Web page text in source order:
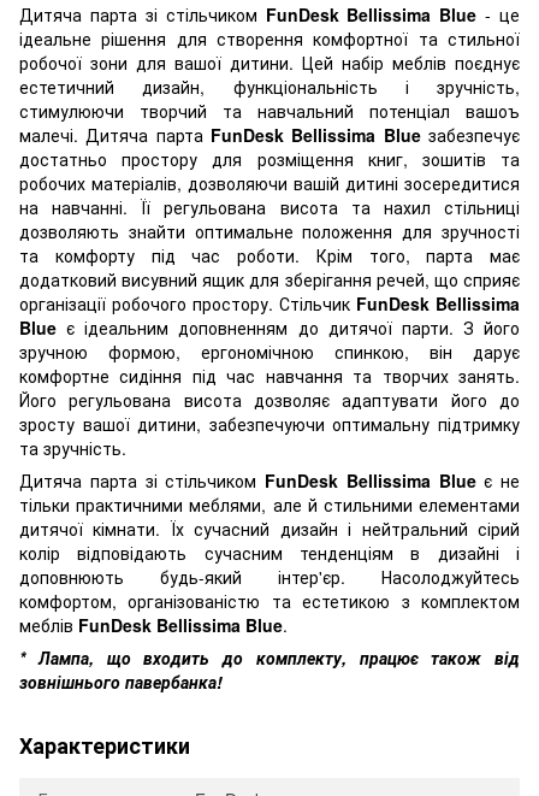
Дитяча парта зі стільчиком FunDesk Bellissima Blue - це
ідеальне рішення для створення комфортної та стильної
робочої зони для вашої дитини. Цей набір меблів поєднує
естетичний дизайн, функціональність і зручність,
стимулюючи творчий та навчальний потенціал вашоъ
малечі. Дитяча парта FunDesk Bellissima Blue забезпечує
достатньо простору для розміщення книг, зошитів та
робочих матеріалів, дозволяючи вашій дитині зосередитися
на навчанні. Її регульована висота та нахил стільниці
дозволяють знайти оптимальне положення для зручності
та комфорту під час роботи. Крім того, парта має
додатковий висувний ящик для зберігання речей, що сприяє
організації робочого простору. Стільчик FunDesk Bellissima
Blue є ідеальним доповненням до дитячої парти. З його
зручною формою, ергономічною спинкою, він дарує
комфортне сидіння під час навчання та творчих занять.
Його регульована висота дозволяє адаптувати його до
зросту вашої дитини, забезпечуючи оптимальну підтримку
та зручність.
Дитяча парта зі стільчиком FunDesk Bellissima Blueє не
тільки практичними меблями, але й стильними елементами
дитячої кімнати. Їх сучасний дизайн і нейтральний сірий
колір відповідають сучасним тенденціям в дизайні і
доповнюють будь-який інтер'єр. Насолоджуйтесь
комфортом, організованістю та естетикою з комплектом
меблів FunDesk Bellissima Blue.
* Лампа, що входить до комплекту, працює також від
зовнішнього павербанка!
Характеристики